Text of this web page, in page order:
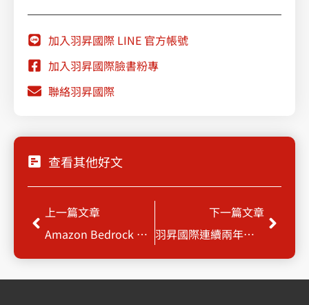
加入羽昇國際 LINE 官方帳號
加入羽昇國際臉書粉專
聯絡羽昇國際
查看其他好文
上一頁
上一篇文章
Amazon Bedrock 正式支援 Claude Sonnet 4.5：企業 AI 應用新里程碑
下一篇文章
羽昇國際連續兩年獲元大績優供應商肯定，落實金融資安合規
下一